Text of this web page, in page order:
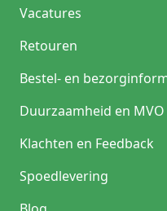
Vacatures
Retouren
Bestel- en
Duurzaamheid en MVO
Klachten en Feedback
Spoedlevering